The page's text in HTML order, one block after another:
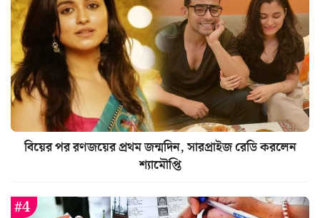
বিয়ের পর রণজয়ের প্রথম জন্মদিন, সারপ্রাইজ রেডি করলেন
শ্যামৌপ্তি